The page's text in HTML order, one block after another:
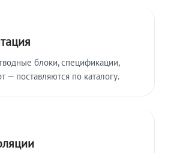
блоки, спецификации,
— поставляются по каталогу.